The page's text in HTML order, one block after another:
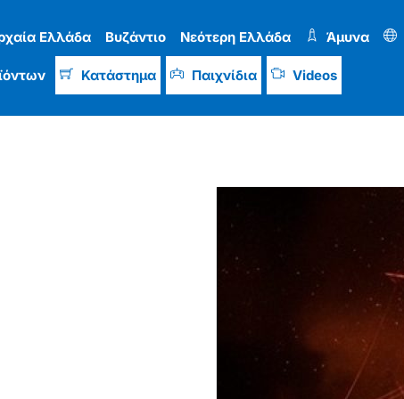
Ελλάδα Βυζάντιο Νεότερη Ελλάδα Άμυνα
Κατάστημα Παιχνίδια Videos